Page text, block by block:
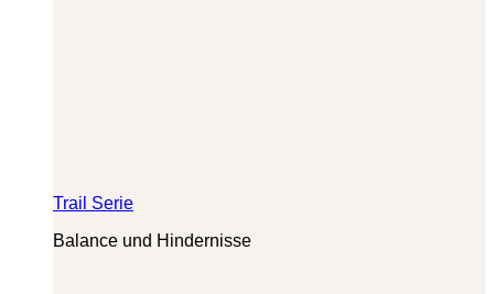
Trail Serie
Balance und Hindernisse